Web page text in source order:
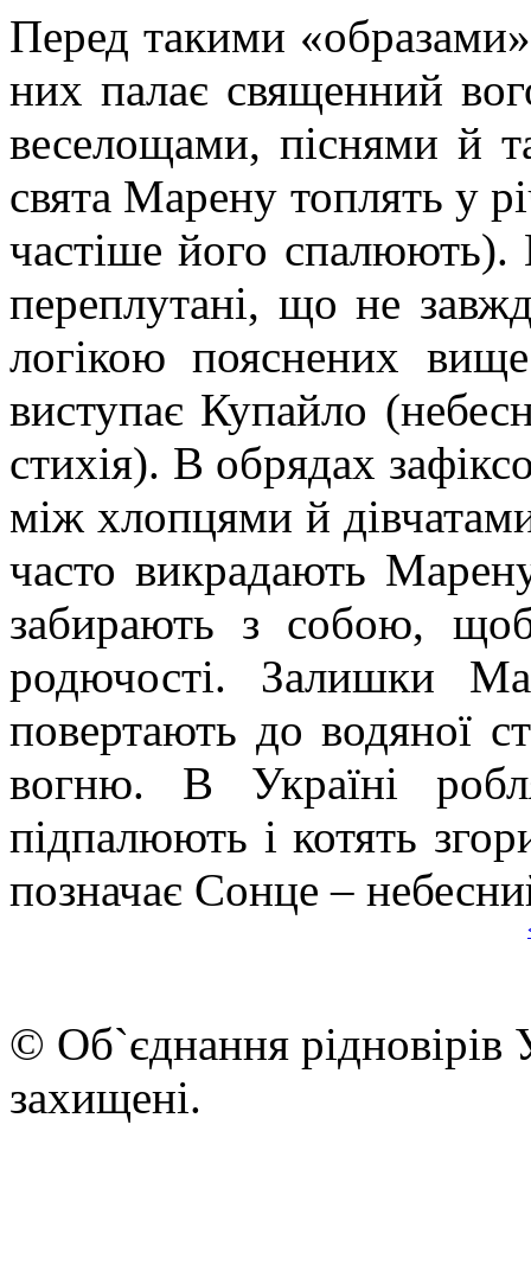
Перед такими «образами»
них палає священний
веселощами, піснями й
свята Марену топлять у
частіше його спалюють).
переплутані, що не
логікою пояснених
виступає Купайло
стихія). В обрядах
між хлопцями й
часто викрадають
забирають з собою,
родючості. Залишки
повертають до водяної
вогню. В Україні
підпалюють і котять
позначає Сонце –
© Об`єднання рідновірів
захищені.